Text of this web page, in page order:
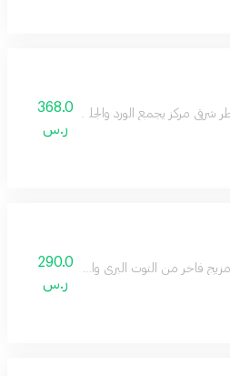
شرقي مركز يجمع الورد والجلد والأخشاب
368.0
ر.س
مزيج فاخر من التوت البري والكراميل والزعفران
290.0
ر.س